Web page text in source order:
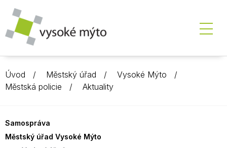
Úvod Městský úřad
Vysoké Mýto
Městská policie
Aktuality
Samospráva
Městský úřad Vysoké Mýto